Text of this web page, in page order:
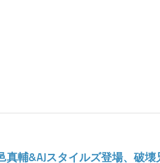
輔&AJスタイルズ登場、破